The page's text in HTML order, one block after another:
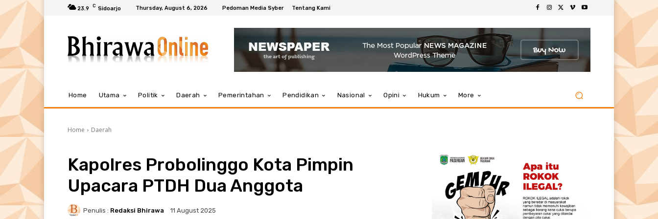
23.9 C Sidoarjo Thursday, August 6, 2026 Pedoman Media Syber Tentang Kami
Home Utama Politik Daerah Pemerintahan Pendidikan Nasional Opini Hukum More
Home Daerah
Kapolres Probolinggo Kota Pimpin
Upacara PTDH Dua Anggota
Penulis : Redaksi Bhirawa 11 August 2025